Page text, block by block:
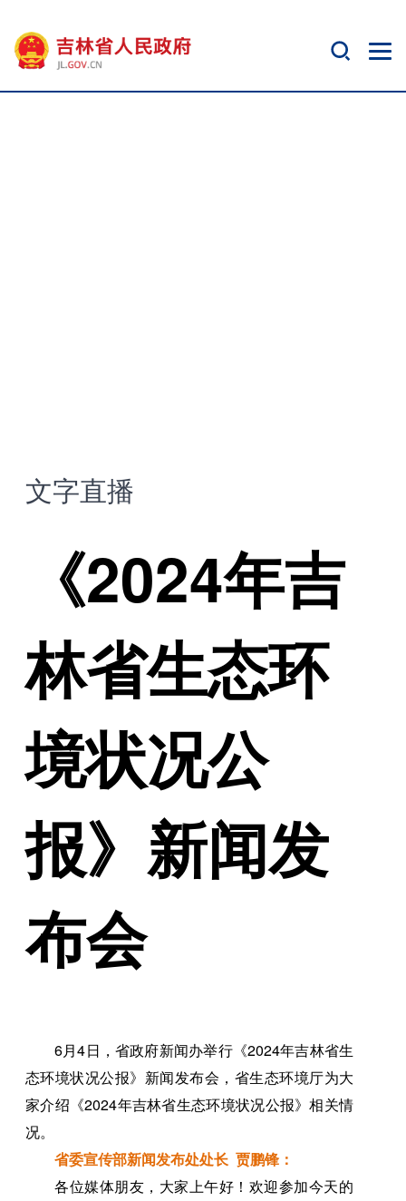
文字直播
《2024年吉
林省生态环
境状况公
报》新闻发
布会
6月4日，省政府新闻办举行《2024年吉林省生
态环境状况公报》新闻发布会，省生态环境厅为大
家介绍《2024年吉林省生态环境状况公报》相关情
况。
省委宣传部新闻发布处处长 贾鹏锋：
各位媒体朋友，大家上午好！欢迎参加今天的